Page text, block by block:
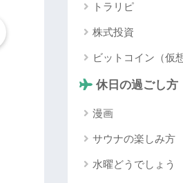
トラリピ
株式投資
ビットコイン（仮
休日の過ごし方
漫画
サウナの楽しみ方
水曜どうでしょう